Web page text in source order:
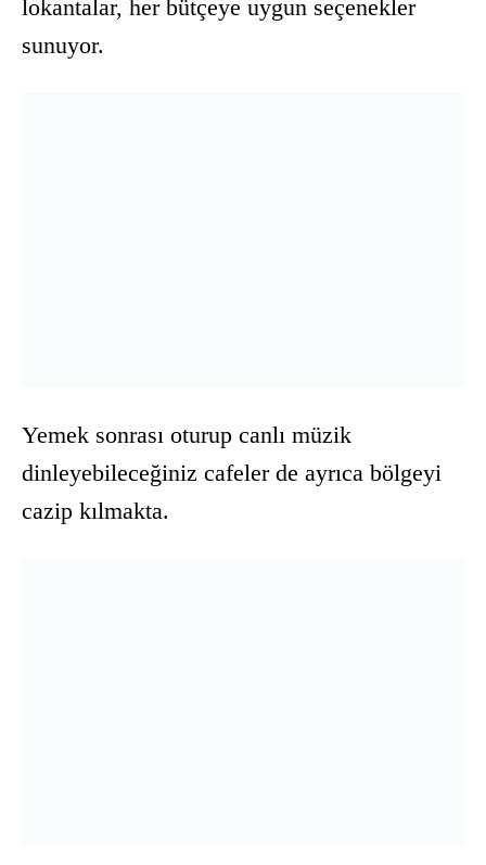
lokantalar, her bütçeye uygun seçenekler
sunuyor.
Yemek sonrası oturup canlı müzik
dinleyebileceğiniz cafeler de ayrıca bölgeyi
cazip kılmakta.